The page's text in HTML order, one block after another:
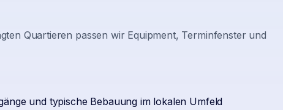
Quartieren passen wir Equipment, Terminfenster und
und typische Bebauung im lokalen Umfeld